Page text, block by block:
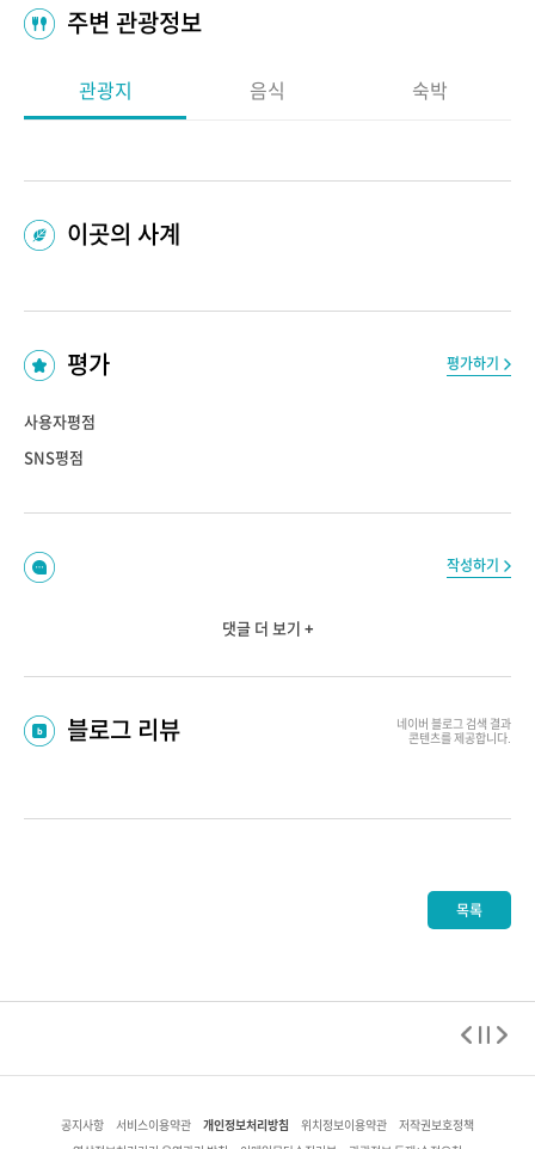
주변 관광정보
관광지 음식 숙박
이곳의 사계
평가 평가하기
사용자평점
SNS평점
작성하기
댓글 더 보기 +
블로그 리뷰 네이버 블로그 검색 결과
콘텐츠를 제공합니다.
목록
공지사항 서비스이용약관 개인정보처리방침 위치정보이용약관 저작권보호정책